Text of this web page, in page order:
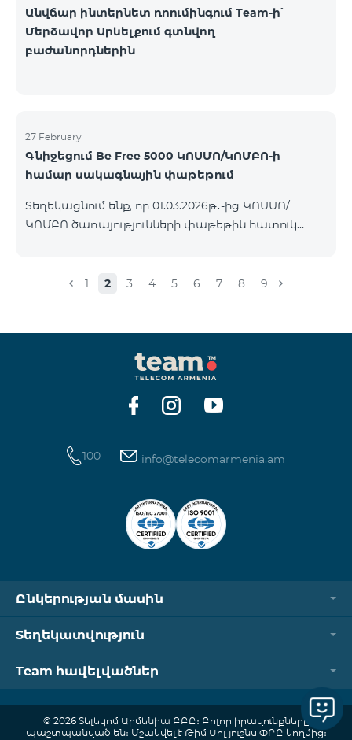
Անվճար ինտերնետ ռոումինգում Team-ի՝
Մերձավոր Արևելքում գտնվող
բաժանորդներին
27 February
Գնիջեցում Be Free 5000 ԿՈՍՄՈ/ԿՈՄԲՈ-ի
համար սակագնային փաթեթում
Տեղեկացնում ենք, որ 01.03.2026թ․-ից ԿՈՍՄՈ/
ԿՈՄԲՈ ծառայությունների փաթեթին հատուկ
ՀՀ դրամի փոխարեն կկազմի 3500 ՀՀ դրամ։
բաժանորդագրություն ԿՈՍՄՈ կամ ԿՈՄԲՈ
ծառայությունների փաթեթներին։ Սակագնային
փաթեթի մանրամասներին կարող եք
ծանոթանալ այստեղ։
1 2 3 4 5 6 7 8 9
100 info@telecomarmenia.am
Ընկերության մասին
Տեղեկատվություն
Team հավելվածներ
© 2026 Տելեկոմ Արմենիա ԲԲԸ։ Բոլոր իրավունքները
պաշտպանված են։ Մշակվել է Թիմ Սոլյուշնս ՓԲԸ կողմից։